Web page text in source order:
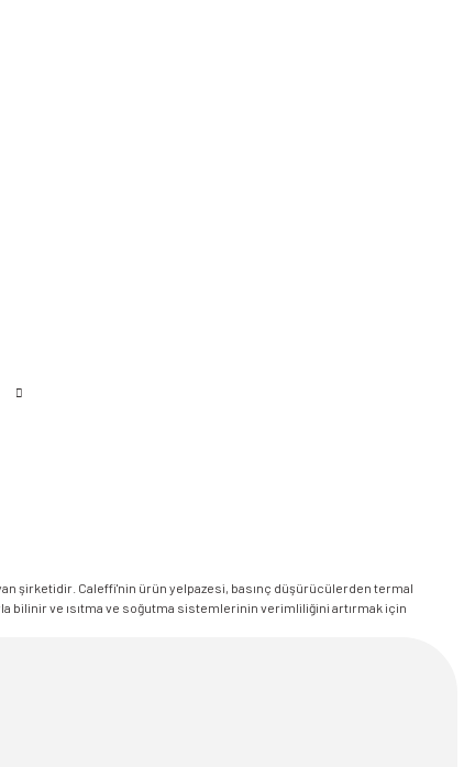
şirketidir. Caleffi'nin ürün yelpazesi, basınç düşürücülerden termal
bilinir ve ısıtma ve soğutma sistemlerinin verimliliğini artırmak için